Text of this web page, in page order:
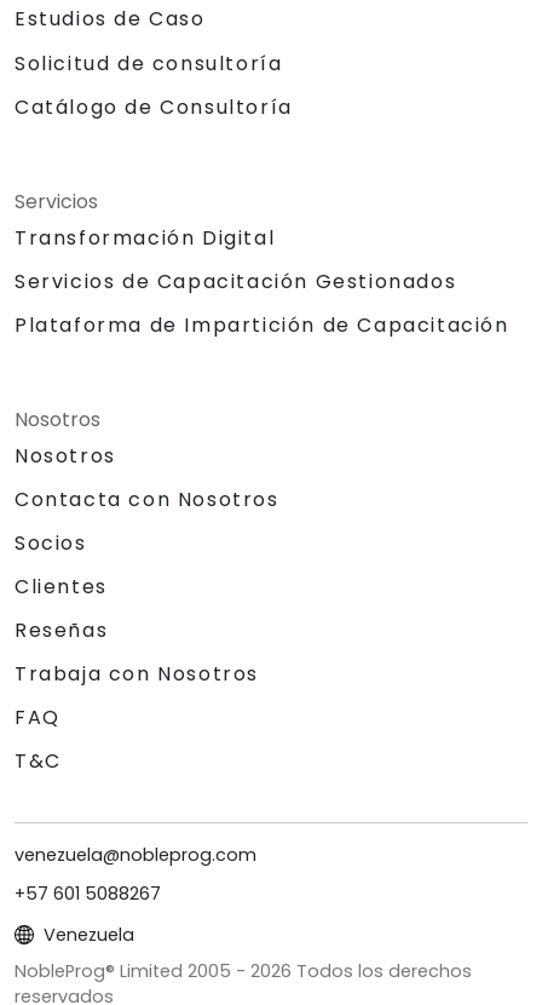
Estudios de Caso
Solicitud de consultoría
Catálogo de Consultoría
Servicios
Transformación Digital
Servicios de Capacitación Gestionados
Plataforma de Impartición de Capacitación
Nosotros
Nosotros
Contacta con Nosotros
Socios
Clientes
Reseñas
Trabaja con Nosotros
FAQ
T&C
venezuela@nobleprog.com
+57 601 5088267
Venezuela
NobleProg® Limited 2005 - 2026 Todos los derechos
reservados